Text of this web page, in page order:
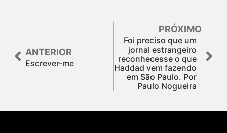
ANTERIOR
Escrever-me
PRÓXIMO
Foi preciso que um
jornal estrangeiro
reconhecesse o que
Haddad vem fazendo
em São Paulo. Por
Paulo Nogueira